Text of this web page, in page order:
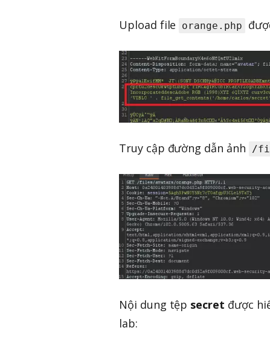
Upload file orange.php
Truy cập đường dẫn ảnh /
Nội dung tệp secret được
lab: